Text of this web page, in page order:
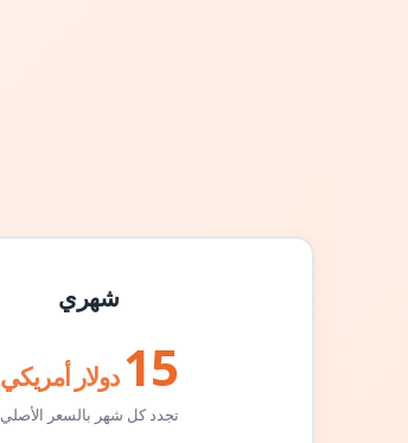
شهري
15 دولار أمريكي
تجدد كل شهر بالسعر الأصلي